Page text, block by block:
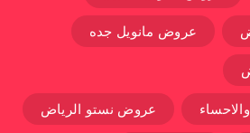
عروض مانويل جده
عروض نستو الرياض